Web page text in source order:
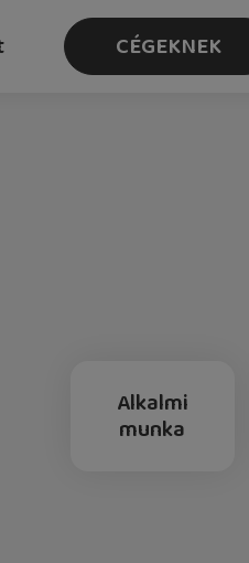
CÉGEKNEK
Alkalmi
munka